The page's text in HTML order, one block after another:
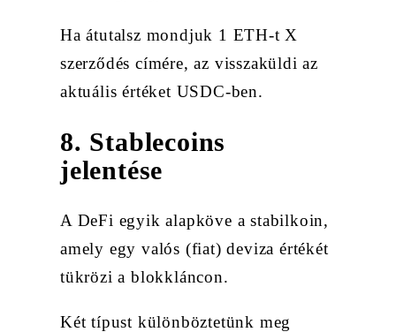
Ha átutalsz mondjuk 1 ETH-t X
szerződés címére, az visszaküldi az
aktuális értéket USDC-ben.
8. Stablecoins
jelentése
A DeFi egyik alapköve a stabilkoin,
amely egy valós (fiat) deviza értékét
tükrözi a blokkláncon.
Két típust különböztetünk meg